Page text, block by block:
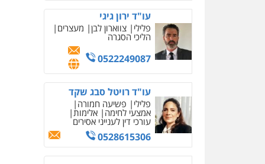
עו"ד ירון גיגי
פלילי צווארון לבן מעצרים
הליכי הסגרה
0522249087
עו"ד רויטל סבג שקד
פלילי פשיעה חמורה
אמצעי לחימה אלימות
עורכי דין לענייני אסירים
0528615306